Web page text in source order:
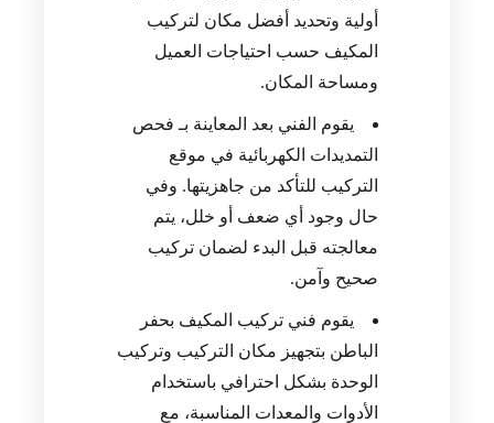
أولية وتحديد أفضل مكان لتركيب
المكيف حسب احتياجات العميل
ومساحة المكان.
يقوم الفني بعد المعاينة بـ فحص
التمديدات الكهربائية في موقع
التركيب للتأكد من جاهزيتها. وفي
حال وجود أي ضعف أو خلل، يتم
معالجته قبل البدء لضمان تركيب
صحيح وآمن.
يقوم فني تركيب المكيف بحفر
الباطن بتجهيز مكان التركيب وتركيب
الوحدة بشكل احترافي باستخدام
الأدوات والمعدات المناسبة، مع